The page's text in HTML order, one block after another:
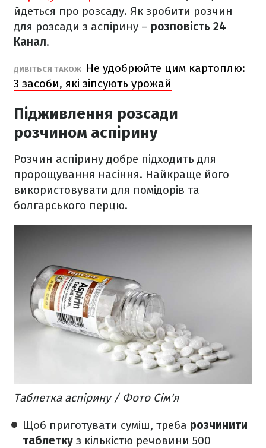
йдеться про розсаду. Як зробити розчин
для розсади з аспірину – розповість 24
Канал.
ДИВІТЬСЯ ТАКОЖ
Не удобрюйте цим картоплю:
3 засоби, які зіпсують урожай
Підживлення розсади
розчином аспірину
Розчин аспірину добре підходить для
пророщування насіння. Найкраще його
використовувати для помідорів та
болгарського перцю.
Таблетка аспірину / Фото Сім'я
Щоб приготувати суміш, треба розчинити
таблетку з кількістю речовини 500